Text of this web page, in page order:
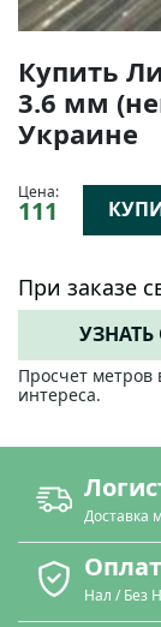
Купить
3.6 мм
Украине
Цена:
111
При заказе
Просчет
интереса.
Доставка
Нал / Без